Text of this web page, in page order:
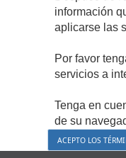
información
aplicarse las
Por favor
servicios a
Tenga en
de su